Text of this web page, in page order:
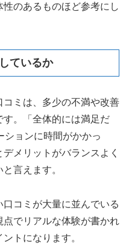
のあるものほど参考にし
ているか
ミは、多少の不満や改善
す。「全体的には満足だ
ションに時間がかかっ
メリットがバランスよく
言えます。
コミが大量に並んでいる
でリアルな体験が書かれ
トになります。